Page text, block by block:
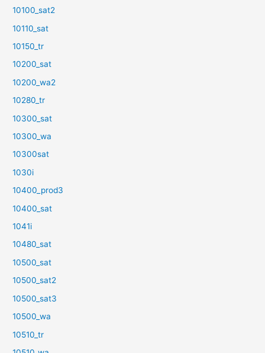
10100_sat2
10110_sat
10150_tr
10200_sat
10200_wa2
10280_tr
10300_sat
10300_wa
10300sat
1030i
10400_prod3
10400_sat
1041i
10480_sat
10500_sat
10500_sat2
10500_sat3
10500_wa
10510_tr